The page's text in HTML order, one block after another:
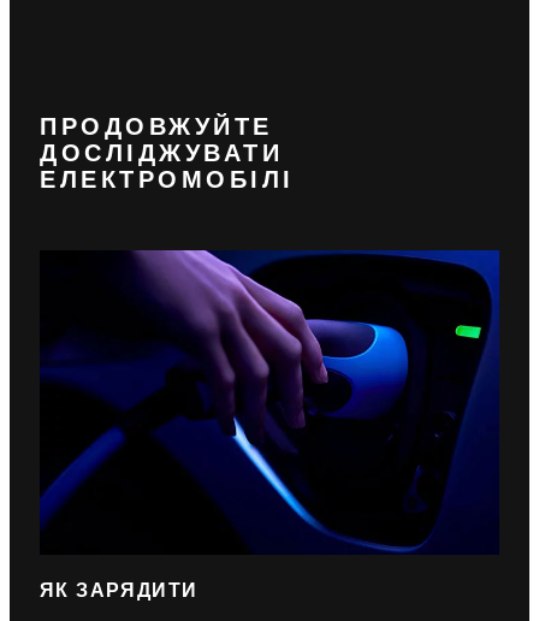
ПРОДОВЖУЙТЕ
ДОСЛІДЖУВАТИ
ЕЛЕКТРОМОБІЛІ
ЯК ЗАРЯДИТИ